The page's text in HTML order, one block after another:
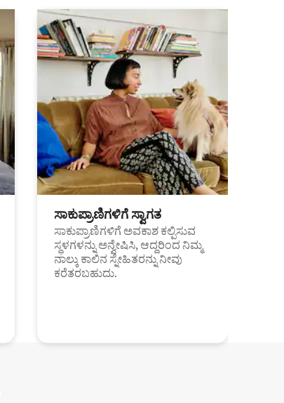
ಸಾಕುಪ್ರಾಣಿಗಳಿಗೆ ಸ್ವಾಗತ
ಸಾಕುಪ್ರಾಣಿಗಳಿಗೆ ಅವಕಾಶ ಕಲ್ಪಿಸುವ
ಸ್ಥಳಗಳನ್ನು ಅನ್ವೇಷಿಸಿ, ಆದ್ದರಿಂದ ನಿಮ್ಮ
ನಾಲ್ಕು ಕಾಲಿನ ಸ್ನೇಹಿತರನ್ನು ನೀವು
ಕರೆತರಬಹುದು.